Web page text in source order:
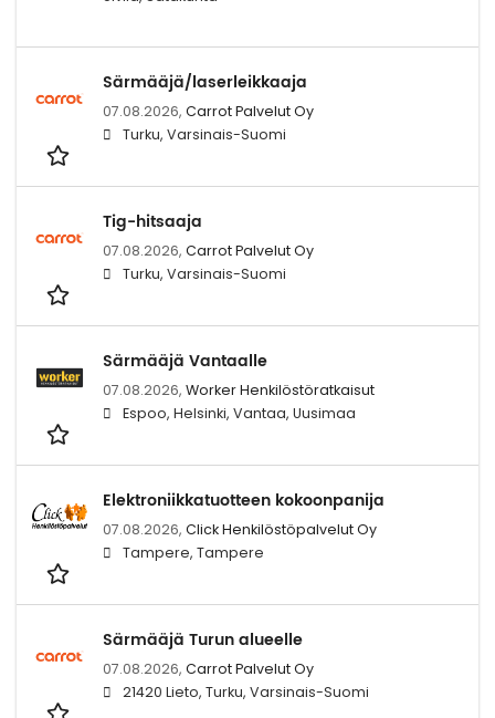
Särmääjä/laserleikkaaja
07.08.2026, Carrot Palvelut Oy
Turku, Varsinais-Suomi
Tig-hitsaaja
07.08.2026, Carrot Palvelut Oy
Turku, Varsinais-Suomi
Särmääjä Vantaalle
07.08.2026, Worker Henkilöstöratkaisut
Espoo, Helsinki, Vantaa, Uusimaa
Elektroniikkatuotteen kokoonpanija
07.08.2026, Click Henkilöstöpalvelut Oy
Tampere, Tampere
Särmääjä Turun alueelle
07.08.2026, Carrot Palvelut Oy
21420 Lieto, Turku, Varsinais-Suomi